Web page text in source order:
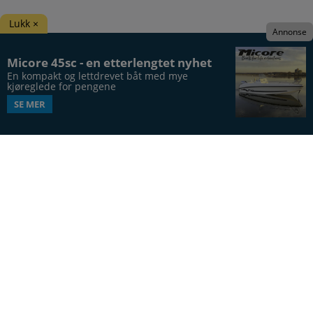
Micore 45sc - en etterlengtet nyhet
En kompakt og lettdrevet båt med mye
kjøreglede for pengene
SE MER
Annonse
Lukk ×